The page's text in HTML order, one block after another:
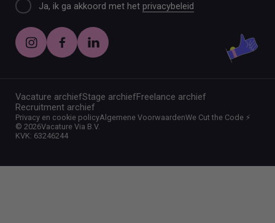
Ja, ik ga akkoord met hetprivacybeleid
Vacature archiefStage archiefFreelance archief
Recruitment archief
©2026Vacature Via B.V.
KVK: 63246244
Privacy en cookie policyAlgemene VoorwaardenWe Cut the Code ⚡️